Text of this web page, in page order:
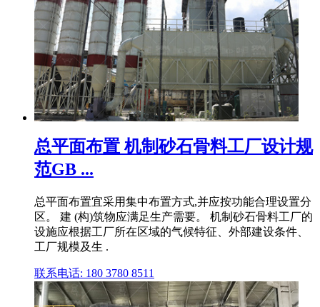
总平面布置 机制砂石骨料工厂设计规
范GB ...
总平面布置宜采用集中布置方式,并应按功能合理设置分
区。 建 (构)筑物应满足生产需要。 机制砂石骨料工厂的
设施应根据工厂所在区域的气候特征、外部建设条件、
工厂规模及生 .
联系电话: 180 3780 8511